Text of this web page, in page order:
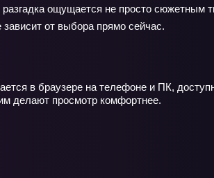
ощущается не просто
от выбора прямо сейчас.
в браузере на телефоне и ПК,
делают просмотр комфортнее.